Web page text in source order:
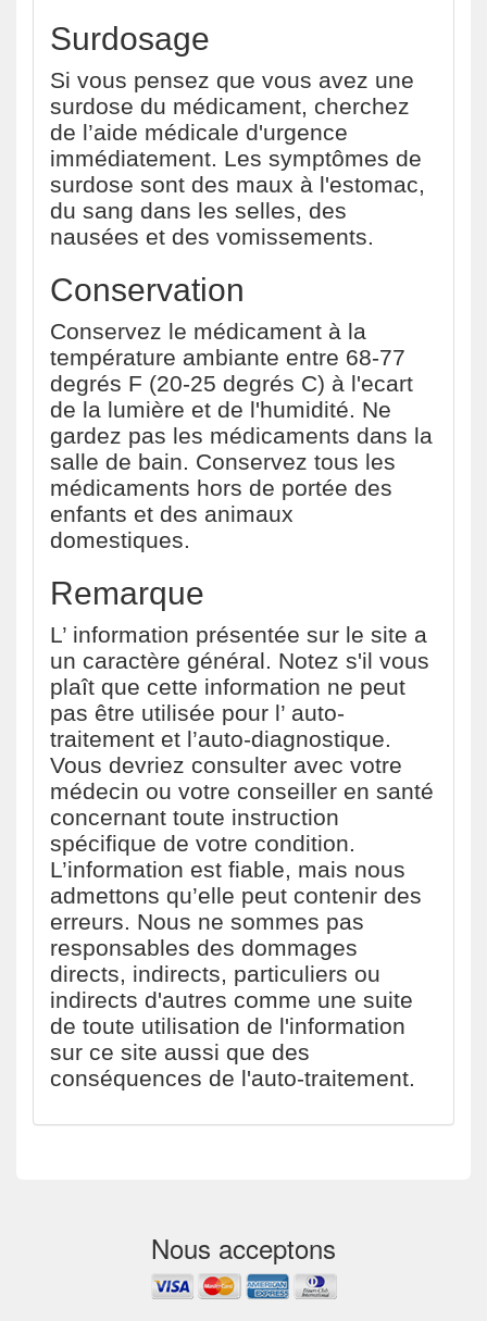
Surdosage
Si vous pensez que vous avez une
surdose du médicament, cherchez
de l’aide médicale d'urgence
immédiatement. Les symptômes de
surdose sont des maux à l'estomac,
du sang dans les selles, des
nausées et des vomissements.
Conservation
Conservez le médicament à la
température ambiante entre 68-77
degrés F (20-25 degrés C) à l'ecart
de la lumière et de l'humidité. Ne
gardez pas les médicaments dans la
salle de bain. Conservez tous les
médicaments hors de portée des
enfants et des animaux
domestiques.
Remarque
L’ information présentée sur le site a
un caractère général. Notez s'il vous
plaît que cette information ne peut
pas être utilisée pour l’ auto-
traitement et l’auto-diagnostique.
Vous devriez consulter avec votre
médecin ou votre conseiller en santé
concernant toute instruction
spécifique de votre condition.
L’information est fiable, mais nous
admettons qu’elle peut contenir des
erreurs. Nous ne sommes pas
responsables des dommages
directs, indirects, particuliers ou
indirects d'autres comme une suite
de toute utilisation de l'information
sur ce site aussi que des
conséquences de l'auto-traitement.
Nous acceptons